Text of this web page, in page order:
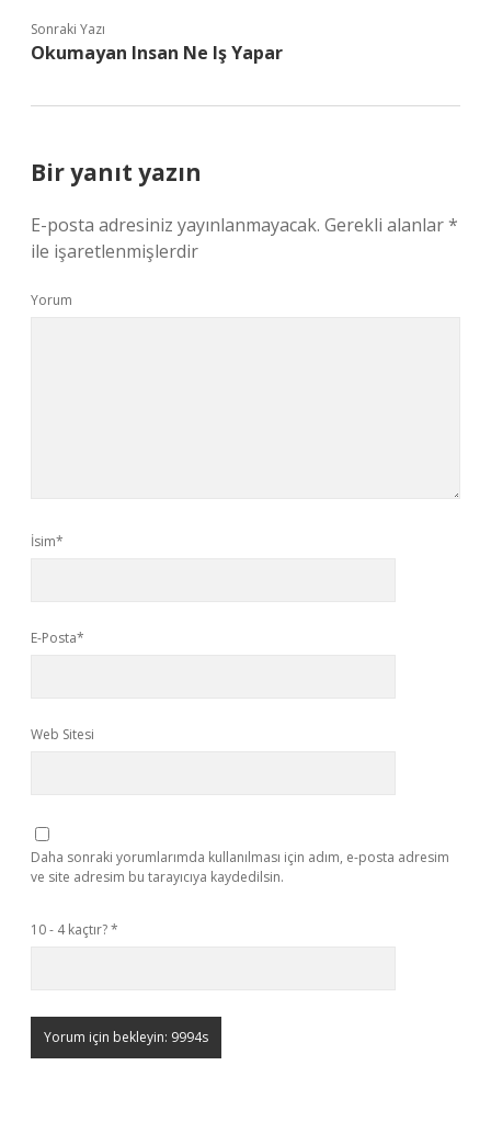
Sonraki Yazı
Okumayan Insan Ne Iş Yapar
Bir yanıt yazın
E-posta adresiniz yayınlanmayacak. Gerekli alanlar*
ile işaretlenmişlerdir
Yorum
İsim*
E-Posta*
Web Sitesi
Daha sonraki yorumlarımda kullanılması için adım, e-posta adresim
ve site adresim bu tarayıcıya kaydedilsin.
10 - 4 kaçtır?*